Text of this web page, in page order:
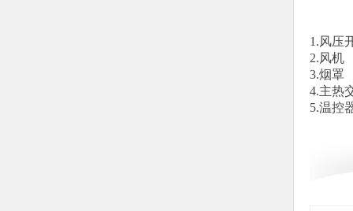
1.风压
2.风机
3.烟罩
4.主热
5.温控